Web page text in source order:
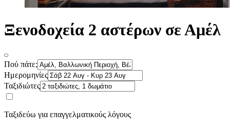
Ξενοδοχεία 2 αστέρων σε Αμέλ
Πού πάτε;
Ημερομηνίες
Ταξιδιώτες
Ταξιδεύω για επαγγελματικούς λόγους